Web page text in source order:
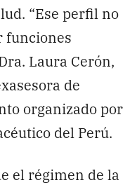
“Ese perfil no
funciones
Laura Cerón,
de
organizado por
del Perú.
el régimen de la